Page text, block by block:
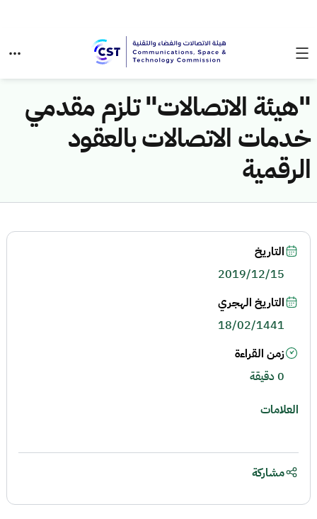
"هيئة الاتصالات" تلزم مقدمي
خدمات الاتصالات بالعقود
الرقمية
التاريخ
2019/12/15
التاريخ الهجري
18/02/1441
زمن القراءة
0 دقيقة
العلامات
مشاركة